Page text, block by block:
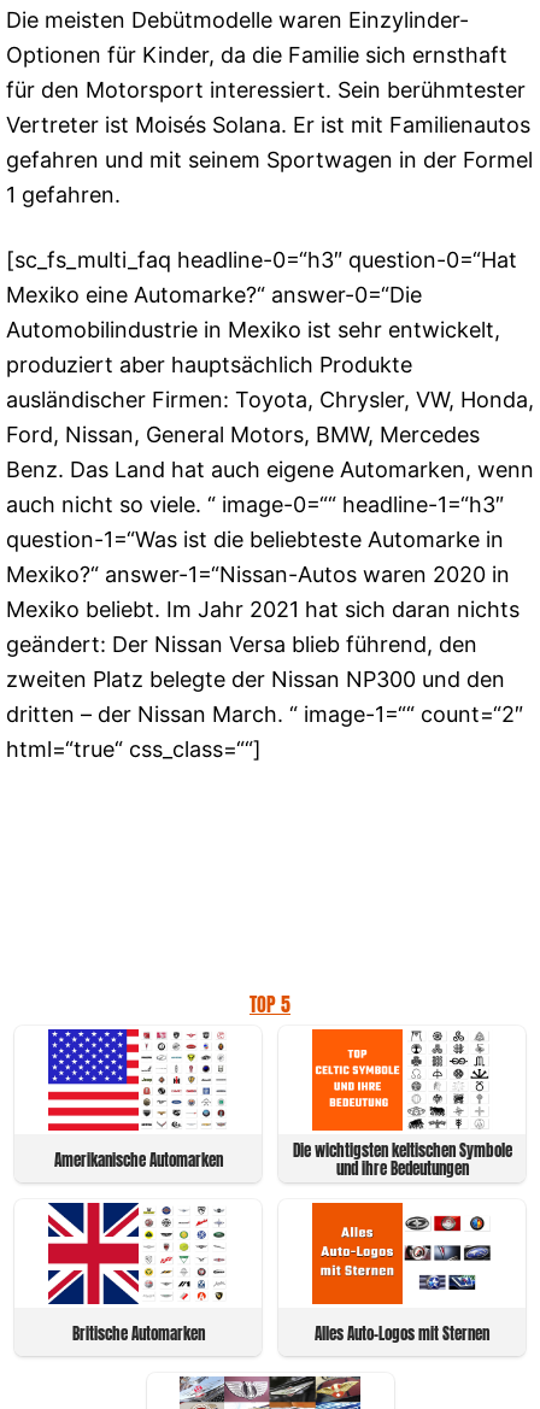
Die meisten Debütmodelle waren Einzylinder-
Optionen für Kinder, da die Familie sich ernsthaft
für den Motorsport interessiert. Sein berühmtester
Vertreter ist Moisés Solana. Er ist mit Familienautos
gefahren und mit seinem Sportwagen in der Formel
1 gefahren.
[sc_fs_multi_faq headline-0=“h3″ question-0=“Hat
Mexiko eine Automarke?“ answer-0=“Die
Automobilindustrie in Mexiko ist sehr entwickelt,
produziert aber hauptsächlich Produkte
ausländischer Firmen: Toyota, Chrysler, VW, Honda,
Ford, Nissan, General Motors, BMW, Mercedes
Benz. Das Land hat auch eigene Automarken, wenn
auch nicht so viele. “ image-0=““ headline-1=“h3″
question-1=“Was ist die beliebteste Automarke in
Mexiko?“ answer-1=“Nissan-Autos waren 2020 in
Mexiko beliebt. Im Jahr 2021 hat sich daran nichts
geändert: Der Nissan Versa blieb führend, den
zweiten Platz belegte der Nissan NP300 und den
dritten – der Nissan March. “ image-1=““ count=“2″
html=“true“ css_class=““]
TOP 5
Amerikanische Automarken Die wichtigsten keltischen Symbole
und ihre Bedeutungen
Britische Automarken Alles Auto-Logos mit Sternen